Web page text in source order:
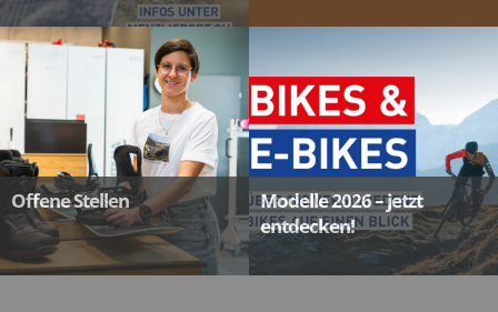
Offene Stellen
Modelle 2026 – jetzt
entdecken!